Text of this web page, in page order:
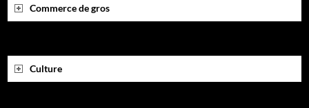
Commerce de gros
Culture